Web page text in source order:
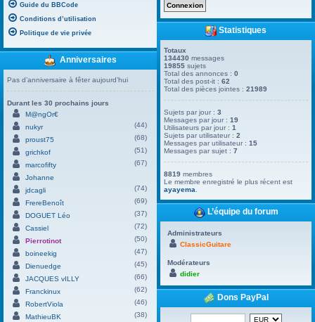
Guide du BBCode
Conditions d’utilisation
Politique de vie privée
Anniversaires
Pas d’anniversaire à fêter aujourd’hui
Durant les 30 prochains jours
M@ngOr€
nukyr
(44)
proust75
(68)
grichkof
(51)
marcofifty
(67)
Johanne
jdcagli
(74)
FrereBenoît
(69)
DOGUET Léo
(37)
Cassiel
(72)
Pierrotinot
(50)
boineekig
(47)
Dienuedge
(45)
JACQUES vILLY
(66)
Franckinux
(62)
RobertViola
(46)
MathieuBK
(38)
Statistiques
Totaux
134430 messages
19855 sujets
Total des annonces :0
Total des post-it :62
Total des pièces jointes :21989
Sujets par jour :3
Messages par jour :19
Utilisateurs par jour :1
Sujets par utilisateur :2
Messages par utilisateur :15
Messages par sujet :7
8819 membres
Le membre enregistré le plus récent est
ayayema
L’équipe du forum
Administrateurs
ClassicGuitare
Modérateurs
didier
Dons PayPal